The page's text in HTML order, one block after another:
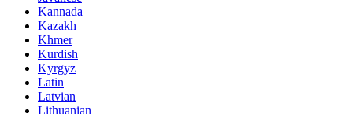
Kannada
Kazakh
Khmer
Kurdish
Kyrgyz
Latin
Latvian
Lithuanian